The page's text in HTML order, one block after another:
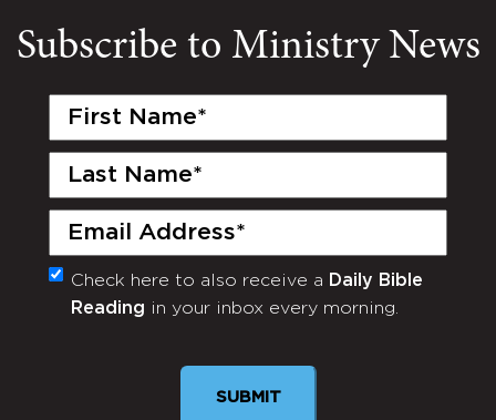
Subscribe to Ministry News
First
Last
Email
(Required)
Monthly
Newsletter
Check here to also receive a Daily Bible
Reading in your inbox every morning.